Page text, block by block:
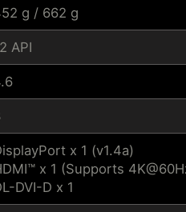
g / 662 g
API
x 1 (v1.4a)
x 1 (Supports
DVI-D x 1